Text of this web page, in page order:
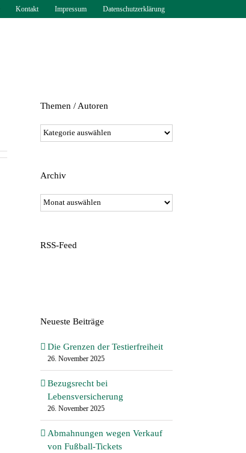
Kontakt Impressum Datenschutzerklärung
Themen / Autoren
Themen
/
Archiv
Archiv
RSS-Feed
Neueste Beiträge
Die Grenzen der Testierfreiheit
26. November 2025
Bezugsrecht bei
Lebensversicherung
26. November 2025
Abmahnungen wegen Verkauf
von Fußball-Tickets